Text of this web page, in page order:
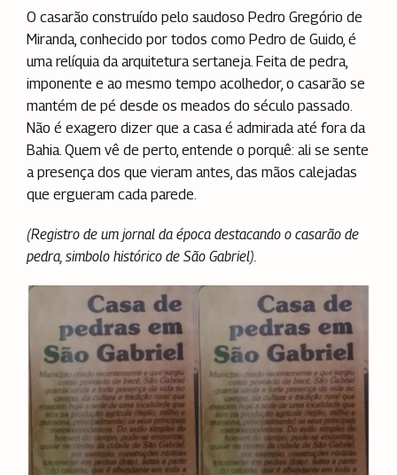
O casarão construído pelo saudoso Pedro Gregório de
Miranda, conhecido por todos como Pedro de Guido, é
uma relíquia da arquitetura sertaneja. Feita de pedra,
imponente e ao mesmo tempo acolhedor, o casarão se
mantém de pé desde os meados do século passado.
Não é exagero dizer que a casa é admirada até fora da
Bahia. Quem vê de perto, entende o porquê: ali se sente
a presença dos que vieram antes, das mãos calejadas
que ergueram cada parede.
(Registro de um jornal da época destacando o casarão de
pedra, simbolo histórico de São Gabriel).